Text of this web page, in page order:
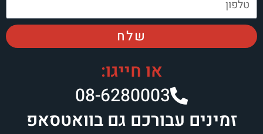
08-6280003​
גם בוואטסאפ